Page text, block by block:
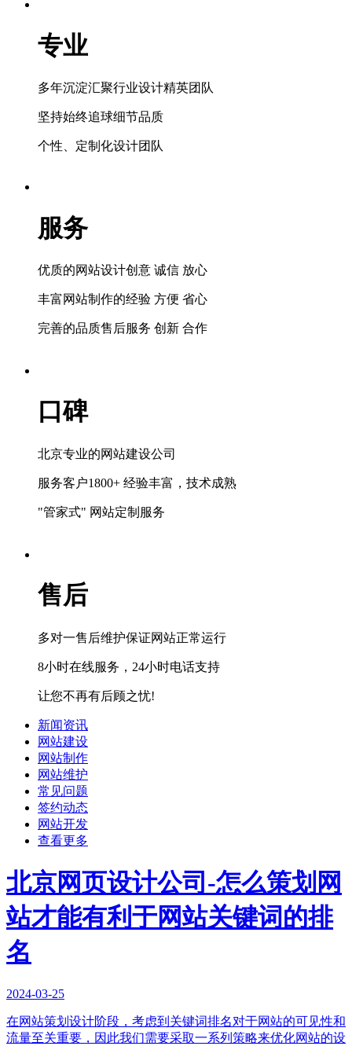
专业
多年沉淀汇聚行业设计精英团队
坚持始终追球细节品质
个性、定制化设计团队
服务
优质的网站设计创意 诚信 放心
丰富网站制作的经验 方便 省心
完善的品质售后服务 创新 合作
口碑
北京专业的网站建设公司
服务客户1800+ 经验丰富，技术成熟
"管家式" 网站定制服务
售后
多对一售后维护保证网站正常运行
8小时在线服务，24小时电话支持
让您不再有后顾之忧!
新闻资讯
网站建设
网站制作
网站维护
常见问题
签约动态
网站开发
查看更多
北京网页设计公司-怎么策划网
站才能有利于网站关键词的排
名
2024-03-25
在网站策划设计阶段，考虑到关键词排名对于网站的可见性和
流量至关重要，因此我们需要采取一系列策略来优化网站的设